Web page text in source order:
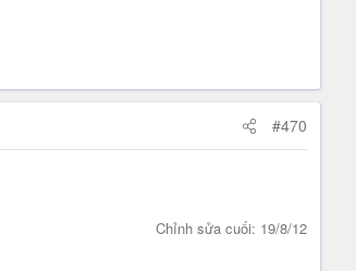
#470
Chỉnh sửa cuối: 19/8/12